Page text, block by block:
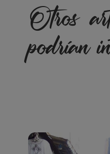
Otros
podrían